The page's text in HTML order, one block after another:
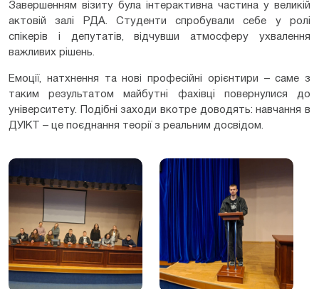
Завершенням візиту була інтерактивна частина у великій
актовій залі РДА. Студенти спробували себе у ролі
спікерів і депутатів, відчувши атмосферу ухвалення
важливих рішень.
Емоції, натхнення та нові професійні орієнтири – саме з
таким результатом майбутні фахівці повернулися до
університету. Подібні заходи вкотре доводять: навчання в
ДУІКТ – це поєднання теорії з реальним досвідом.